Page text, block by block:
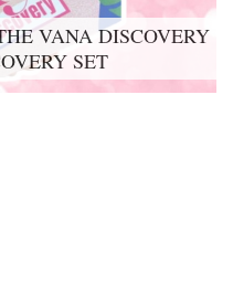
VANA DISCOVERY
SET
KIT 2026 UNBOXING